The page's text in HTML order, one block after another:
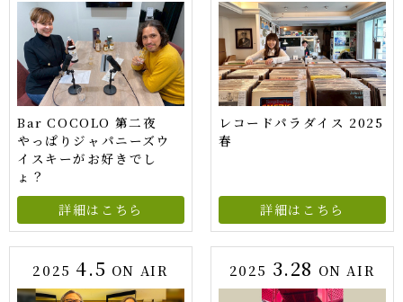
Bar COCOLO 第二夜
やっぱりジャパニーズウ
イスキーがお好きでし
ょ？
詳細はこちら
レコードパラダイス 2025
春
詳細はこちら
2025 4.5 ON AIR 2025 3.28 ON AIR